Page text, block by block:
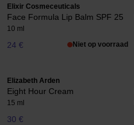
Elixir Cosmeceuticals
Face Formula Lip Balm SPF 25
10 ml
24 € Niet op voorraad
Elizabeth Arden
Eight Hour Cream
15 ml
30 €